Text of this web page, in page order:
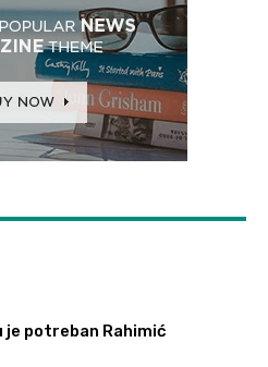
je potreban Rahimić